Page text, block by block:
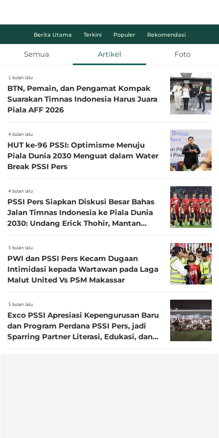
Berita Utama Terkini Populer Rekomendasi
Semua Artikel Foto
1 bulan lalu
BTN, Pemain, dan Pengamat Kompak
Suarakan Timnas Indonesia Harus Juara
Piala AFF 2026
4 bulan lalu
HUT ke-96 PSSI: Optimisme Menuju
Piala Dunia 2030 Menguat dalam Water
Break PSSI Pers
4 bulan lalu
PSSI Pers Siapkan Diskusi Besar Bahas
Jalan Timnas Indonesia ke Piala Dunia
2030: Undang Erick Thohir, Mantan
5 bulan lalu
PWI dan PSSI Pers Kecam Dugaan
Intimidasi kepada Wartawan pada Laga
Malut United Vs PSM Makassar
5 bulan lalu
Exco PSSI Apresiasi Kepengurusan Baru
dan Program Perdana PSSI Pers, jadi
Sparring Partner Literasi, Edukasi, dan